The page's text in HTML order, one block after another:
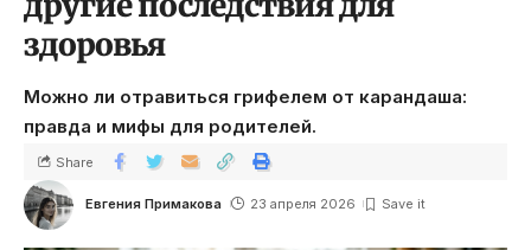
здоровья
Можно ли отравиться грифелем от карандаша:
правда и мифы для родителей.
Евгения Примакова 23 апреля 2026
Share